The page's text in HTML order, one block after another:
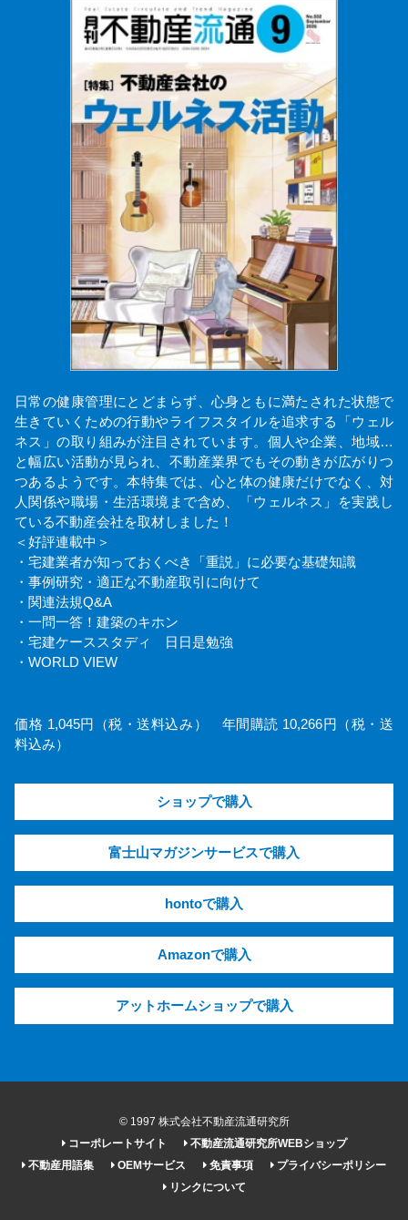
日常の健康管理にとどまらず、心身ともに満たされた状態で
生きていくための行動やライフスタイルを追求する「ウェル
ネス」の取り組みが注目されています。個人や企業、地域…
と幅広い活動が見られ、不動産業界でもその動きが広がりつ
つあるようです。本特集では、心と体の健康だけでなく、対
人関係や職場・生活環境まで含め、「ウェルネス」を実践し
ている不動産会社を取材しました！
＜好評連載中＞
・宅建業者が知っておくべき「重説」に必要な基礎知識
・事例研究・適正な不動産取引に向けて
・関連法規Q&A
・一問一答！建築のキホン
・宅建ケーススタディ 日日是勉強
・WORLD VIEW
価格 1,045円（税・送料込み） 年間購読 10,266円（税・送
料込み）
ショップで購入
富士山マガジンサービスで購入
hontoで購入
Amazonで購入
アットホームショップで購入
© 1997 株式会社不動産流通研究所
コーポレートサイト
不動産流通研究所WEBショップ
不動産用語集
OEMサービス 免責事項
プライバシーポリシー
リンクについて